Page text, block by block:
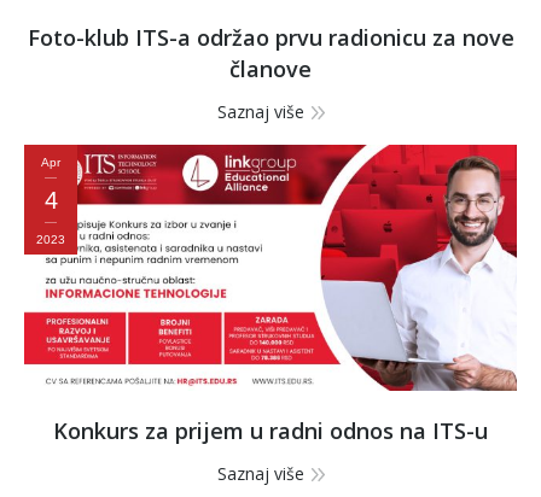
Foto-klub ITS-a održao prvu radionicu za nove
članove
Saznaj više
Apr
4
2023
Konkurs za prijem u radni odnos na ITS-u
Saznaj više